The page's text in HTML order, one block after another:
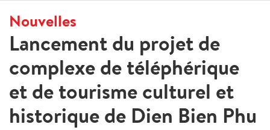
Nouvelles
Lancement du projet de
complexe de téléphérique
et de tourisme culturel et
historique de Dien Bien Phu